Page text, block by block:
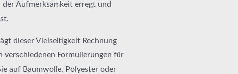
Aufmerksamkeit erregt und
dieser Vielseitigkeit Rechnung
Formulierungen für
auf Baumwolle, Polyester oder